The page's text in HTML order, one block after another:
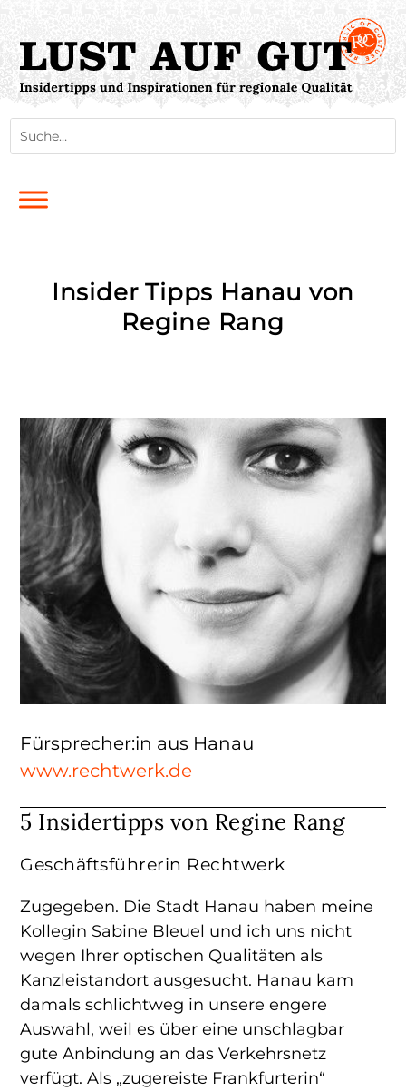
Insider Tipps Hanau von
Regine Rang
5 Insidertipps von Regine Rang
Geschäftsführerin Rechtwerk
Zugegeben. Die Stadt Hanau haben meine
Kollegin Sabine Bleuel und ich uns nicht
wegen Ihrer optischen Qualitäten als
Kanzleistandort ausgesucht. Hanau kam
damals schlichtweg in unsere engere
Auswahl, weil es über eine unschlagbar
gute Anbindung an das Verkehrsnetz
verfügt. Als „zugereiste Frankfurterin“
Fürsprecher:in aus Hanau
www.rechtwerk.de